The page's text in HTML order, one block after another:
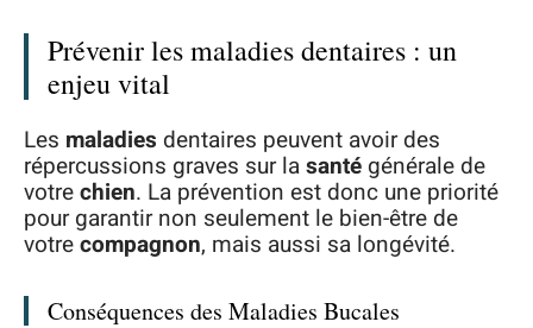
Prévenir les maladies dentaires : un
enjeu vital
Les maladies dentaires peuvent avoir des
répercussions graves sur lasanté générale de
votrechien. La prévention est donc une priorité
pour garantir non seulement le bien-être de
votrecompagnon, mais aussi sa longévité.
Conséquences des Maladies Bucales